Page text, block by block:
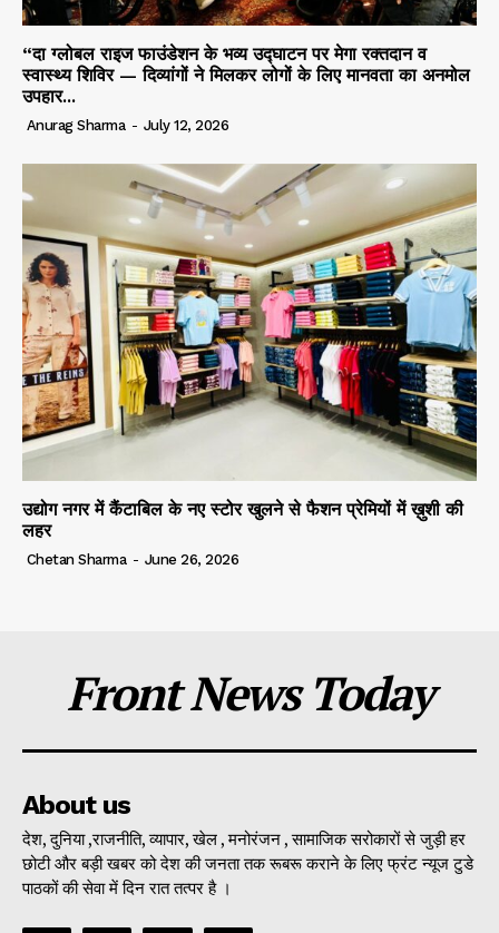
“दा ग्लोबल राइज फाउंडेशन के भव्य उद्घाटन पर मेगा रक्तदान व
स्वास्थ्य शिविर — दिव्यांगों ने मिलकर लोगों के लिए मानवता का अनमोल
उपहार...
Anurag Sharma - July 12, 2026
उद्योग नगर में कैंटाबिल के नए स्टोर खुलने से फैशन प्रेमियों में ख़ुशी की
लहर
Chetan Sharma - June 26, 2026
Front News Today
About us
देश, दुनिया ,राजनीति, व्यापार, खेल , मनोरंजन , सामाजिक सरोकारों से जुड़ी हर
छोटी और बड़ी खबर को देश की जनता तक रूबरू कराने के लिए फ्रंट न्यूज टुडे
पाठकों की सेवा में दिन रात तत्पर है ।